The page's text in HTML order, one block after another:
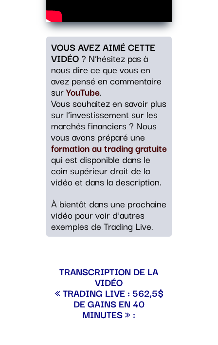
VOUS AVEZ AIMÉ CETTE
VIDÉO? N’hésitez pas à
nous dire ce que vous en
avez pensé en commentaire
surYouTube.
Vous souhaitez en savoir plus
sur l’investissement sur les
marchés financiers ? Nous
vous avons préparé une
formation au trading gratuite
qui est disponible dans le
coin supérieur droit de la
vidéo et dans la description.
À bientôt dans une prochaine
vidéo pour voir d’autres
exemples de Trading Live.
TRANSCRIPTION DE LA
VIDÉO
« TRADING LIVE : 562,5$
DE GAINS EN 40
MINUTES » :